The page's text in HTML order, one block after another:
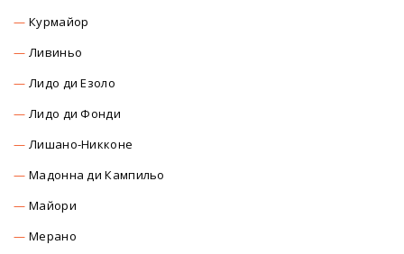
Курмайор
Ливиньо
Лидо ди Езоло
Лидо ди Фонди
Лишано-Никконе
Мадонна ди Кампильо
Майори
Мерано